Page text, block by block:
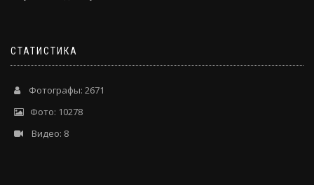
СТАТИСТИКА
Фотографы: 2671
Фото: 10278
Видео: 8